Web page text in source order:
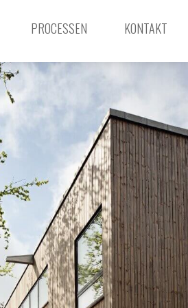
PROCESSEN KONTAKT